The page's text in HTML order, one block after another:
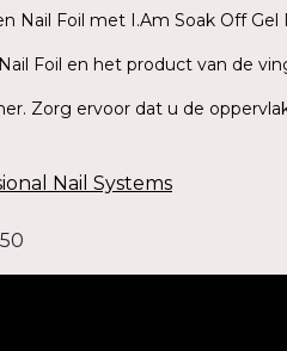
Nail Foil met I.Am Soak Off
Foil en het product van de
Zorg ervoor dat u de
Nail Systems